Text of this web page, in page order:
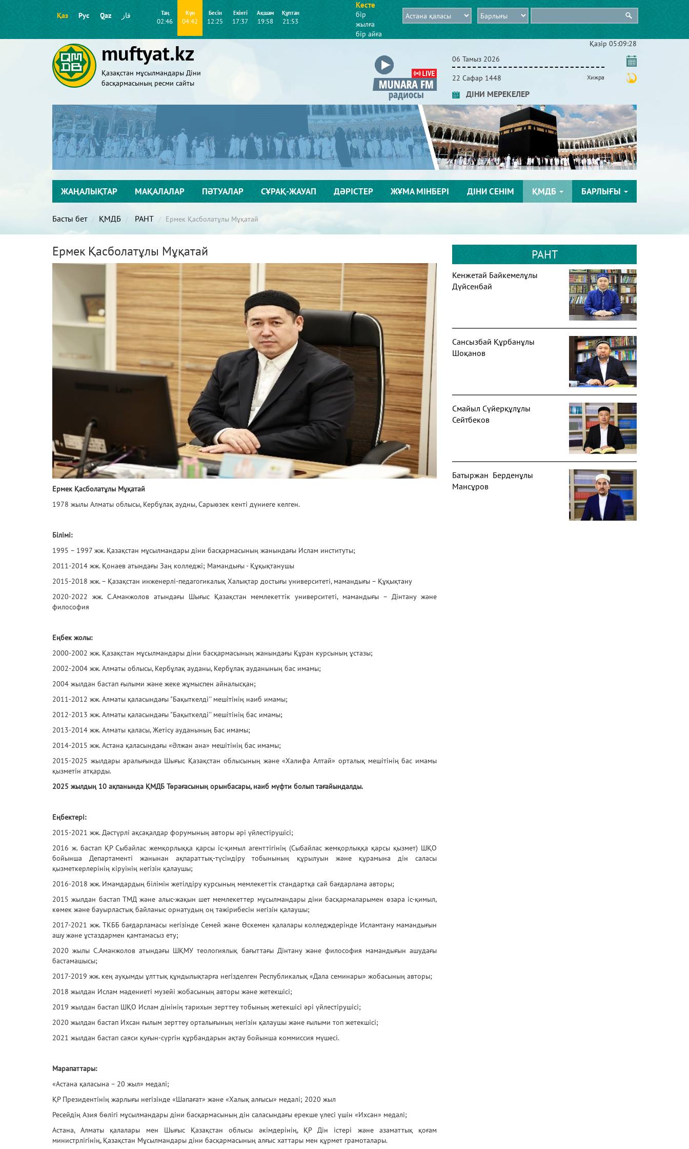
Қаз Рус Qaz قاز Таң
02:46
Күн
04:42
Бесін
12:25
Екінті
17:37
Ақшам
19:58
Құптан
21:53
Кесте
бір
жылға
бір айға
muftyat.kz
Қазақстан мұсылмандары Діни
басқармасының ресми сайты
Қазір 05:09:29
06 Тамыз 2026
22 Сафар 1448 Хижра
ДІНИ МЕРЕКЕЛЕР
ЖАҢАЛЫҚТАР МАҚАЛАЛАР ПӘТУАЛАР СҰРАҚ-ЖАУАП ДӘРІСТЕР ЖҰМА МІНБЕРІ ДІНИ СЕНІМ ҚМДБ БАРЛЫҒЫ
Басты бет ҚМДБ РАНТ Ермек Қасболатұлы Мұқатай
Ермек Қасболатұлы Мұқатай
Ермек Қасболатұлы Мұқатай
1978 жылы Алматы облысы, Кербұлақ аудны, Сарыөзек кенті дүниеге келген.
Білімі:
1995 – 1997 жж. Қазақстан мұсылмандары діни басқармасының жанындағы Ислам институты;
2011-2014 жж. Қонаев атындағы Заң колледжі; Мамандығы - Құқықтанушы
2015-2018 жж. – Қазақстан инженерлі-педагогикалық Халықтар достығы университеті, мамандығы – Құқықтану
2020-2022 жж. С.Аманжолов атындағы Шығыс Қазақстан мемлекеттік университеті, мамандығы – Дінтану және
философия
Еңбек жолы:
2000-2002 жж. Қазақстан мұсылмандары діни басқармасының жанындағы Құран курсының ұстазы;
2002-2004 жж. Алматы облысы, Кербұлақ ауданы, Кербұлақ ауданының бас имамы;
2004 жылдан бастап ғылыми және жеке жұмыспен айналысқан;
2011-2012 жж. Алматы қаласындағы "Бақыткелді'' мешітінің наиб имамы;
2012-2013 жж. Алматы қаласындағы "Бақыткелді'' мешітінің бас имамы;
2013-2014 жж. Алматы қаласы, Жетiсу ауданының Бас имамы;
2014-2015 жж. Астана қаласындағы «Әлжан ана» мешітінің бас имамы;
2015-2025 жылдары аралығында Шығыс Қазақстан облысының және «Халифа Алтай» орталық мешітінің бас имамы
қызметін атқарды.
2025 жылдың 10 ақпанында ҚМДБ Төрағасының орынбасары, наиб мүфти болып тағайындалды.
Еңбектері:
2015-2021 жж. Дәстүрлі ақсақалдар форумының авторы әрі үйлестірушісі;
2016 ж. бастап ҚР Сыбайлас жемқорлыққа қарсы іс-қимыл агенттігінің (Сыбайлас жемқорлыққа қарсы қызмет) ШҚО
бойынша Департаменті жанынан ақпараттық-түсіндіру тобынының құрылуын және құрамына дін саласы
қызметкерлерінің кіруінің негізін қалаушы;
2016-2018 жж. Имамдардың білімін жетілдіру курсының мемлекеттік стандартқа сай бағдарлама авторы;
2015 жылдан бастап ТМД және алыс-жақын шет мемлекеттер мұсылмандары діни басқармаларымен өзара іс-қимыл,
көмек және бауырластық байланыс орнатудың оң тәжірибесін негізін қалаушы;
2017-2021 жж. ТКББ бағдарламасы негізінде Семей және Өскемен қалалары колледждерінде Исламтану мамандығын
ашу және ұстаздармен қамтамасыз ету;
2020 жылы С.Аманжолов атындағы ШҚМУ теологиялық бағыттағы Дінтану және философия мамандығын ашудағы
бастамашысы;
2017-2019 жж. кең ауқымды ұлттық құндылықтарға негізделген Республикалық «Дала семинары» жобасының авторы;
2018 жылдан Ислам мәдениеті музейі жобасының авторы және жетекшісі;
2019 жылдан бастап ШҚО Ислам дінінің тарихын зерттеу тобының жетекшісі әрі үйлестірушісі;
2020 жылдан бастап Ихсан ғылым зерттеу орталығының негізін қалаушы және ғылыми топ жетекшісі;
2021 жылдан бастап саяси қуғын-сүргін құрбандарын ақтау бойынша коммиссия мүшесі.
Марапаттары:
«Астана қаласына – 20 жыл» медалі;
ҚР Президентінің жарлығы негізінде «Шапағат» және «Халық алғысы» медалі; 2020 жыл
Ресейдің Азия бөлігі мұсылмандары діни басқармасының дін саласындағы ерекше үлесі үшін «Ихсан» медалі;
Астана, Алматы қалалары мен Шығыс Қазақстан облысы әкімдерінің, ҚР Дін істері және азаматтық қоғам
министрлігінің, Қазақстан Мұсылмандары діни басқармасының алғыс хаттары мен құрмет грамоталары.
РАНТ
Кенжетай Байкемелұлы
Дүйсенбай
Сансызбай Құрбанұлы
Шоқанов
Смайыл Сүйерқұлұлы
Сейтбеков
Батыржан Берденұлы
Мансұров